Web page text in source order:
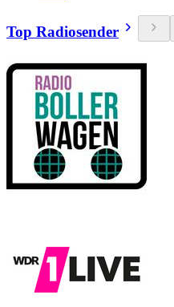
Top Radiosender